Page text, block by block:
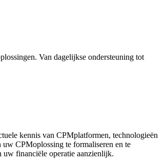
Van dagelijkse ondersteuning tot
kennis van CPMplatformen, technologieën
uw CPMoplossing te formaliseren en te
uw financiële operatie aanzienlijk.